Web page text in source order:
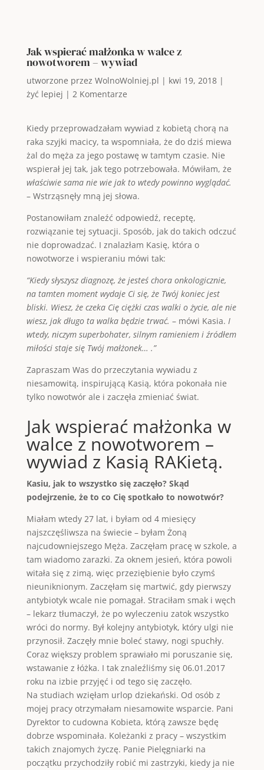
Jak wspierać małżonka w walce z
nowotworem – wywiad
utworzone przez WolnoWolniej.pl | kwi 19, 2018|
żyć lepiej | 2 Komentarze
Kiedy przeprowadzałam wywiad z kobietą chorą na
raka szyjki macicy, ta wspomniała, że do dziś miewa
żal do męża za jego postawę w tamtym czasie. Nie
wspierał jej tak, jak tego potrzebowała. Mówiłam, że
właściwie sama nie wie jak to wtedy powinno wyglądać.
– Wstrząsnęły mną jej słowa.
Postanowiłam znaleźć odpowiedź, receptę,
rozwiązanie tej sytuacji. Sposób, jak do takich odczuć
nie doprowadzać. I znalazłam Kasię, która o
nowotworze i wspieraniu mówi tak:
“Kiedy słyszysz diagnozę, że jesteś chora onkologicznie,
na tamten moment wydaje Ci się, że Twój koniec jest
bliski. Wiesz, że czeka Cię ciężki czas walki o życie, ale nie
wiesz, jak długo ta walka będzie trwać. – mówi Kasia. I
wtedy, niczym superbohater, silnym ramieniem i źródłem
miłości staje się Twój małżonek… .”
Zapraszam Was do przeczytania wywiadu z
niesamowitą, inspirującą Kasią, która pokonała nie
tylko nowotwór ale i zaczęła zmieniać świat.
Jak wspierać małżonka w
walce z nowotworem –
wywiad z Kasią RAKietą.
Kasiu, jak to wszystko się zaczęło? Skąd
podejrzenie, że to co Cię spotkało to nowotwór?
Miałam wtedy 27 lat, i byłam od 4 miesięcy
najszczęśliwsza na świecie – byłam Żoną
najcudowniejszego Męża. Zaczęłam pracę w szkole, a
tam wiadomo zarazki. Za oknem jesień, która powoli
witała się z zimą, więc przeziębienie było czymś
nieuniknionym. Zaczęłam się martwić, gdy pierwszy
antybiotyk wcale nie pomagał. Straciłam smak i węch
– lekarz tłumaczył, że po wyleczeniu zatok wszystko
wróci do normy. Był kolejny antybiotyk, który ulgi nie
przynosił. Zaczęły mnie boleć stawy, nogi spuchły.
Coraz większy problem sprawiało mi poruszanie się,
wstawanie z łóżka. I tak znaleźliśmy się 06.01.2017
roku na izbie przyjęć i od tego się zaczęło.
Na studiach wzięłam urlop dziekański. Od osób z
mojej pracy otrzymałam niesamowite wsparcie. Pani
Dyrektor to cudowna Kobieta, którą zawsze będę
dobrze wspominała. Koleżanki z pracy – wszystkim
takich znajomych życzę. Panie Pielęgniarki na
początku przychodziły robić mi zastrzyki, kiedy ja nie